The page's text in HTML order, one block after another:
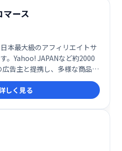
マース
本最大級のアフィリエイトサ
。Yahoo! JAPANなど約2000
告主と提携し、多様な商品・
ト広告掲載が可能です。初心
で、無料で簡単に始められ、
しています。国内最大級のネ
収益獲得を目指せます。
しく見る